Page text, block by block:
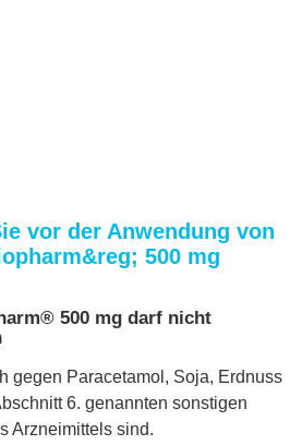
vor der Anwendung von
500 mg
500 mg darf nicht
gegen Paracetamol, Soja, Erdnuss
6. genannten sonstigen
Arzneimittels sind.